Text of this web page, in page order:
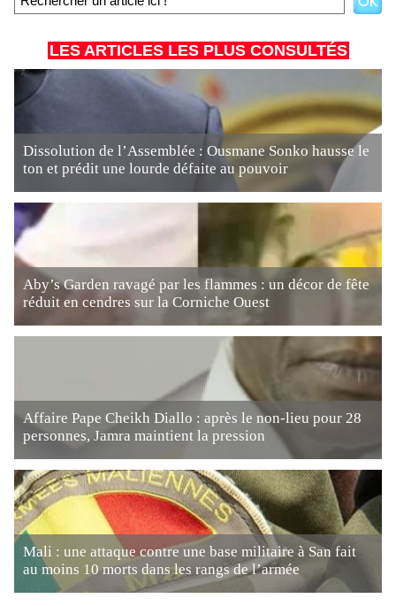
LES ARTICLES LES PLUS CONSULTÉS
Dissolution de l’Assemblée : Ousmane Sonko hausse le
ton et prédit une lourde défaite au pouvoir
Aby’s Garden ravagé par les flammes : un décor de fête
réduit en cendres sur la Corniche Ouest
Affaire Pape Cheikh Diallo : après le non-lieu pour 28
personnes, Jamra maintient la pression
Mali : une attaque contre une base militaire à San fait
au moins 10 morts dans les rangs de l’armée